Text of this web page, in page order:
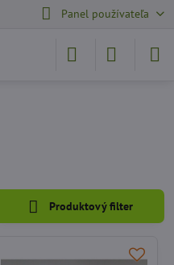
Panel používateľa
Produktový filter